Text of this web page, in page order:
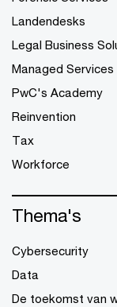
Landendesks
Legal Business
Managed Services
PwC's Academy
Reinvention
Tax
Workforce
Thema's
Cybersecurity
Data
De toekomst van